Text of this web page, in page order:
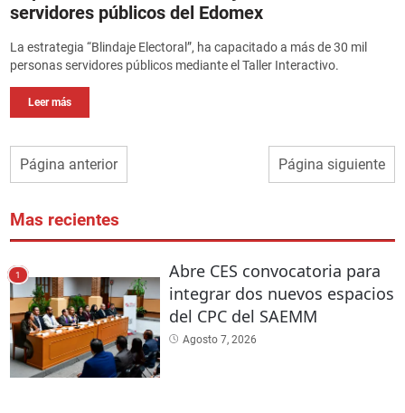
servidores públicos del Edomex
La estrategia “Blindaje Electoral”, ha capacitado a más de 30 mil
personas servidores públicos mediante el Taller Interactivo.
Leer más
Página anterior Página siguiente
Mas recientes
1
Abre CES convocatoria para
integrar dos nuevos espacios
del CPC del SAEMM
Agosto 7, 2026